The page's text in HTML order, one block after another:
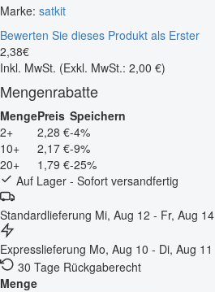
Marke: satkit
Bewerten Sie dieses Produkt als Erster
2,38€
Inkl. MwSt. (Exkl. MwSt.: 2,00 €)
Mengenrabatte
MengePreis Speichern
2+
2,28 €-4%
10+
2,17 €-9%
20+
1,79 €-25%
Auf Lager - Sofort versandfertig
Standardlieferung Mi, Aug 12 - Fr, Aug 14
Expresslieferung Mo, Aug 10 - Di, Aug 11
30 Tage Rückgaberecht
Menge